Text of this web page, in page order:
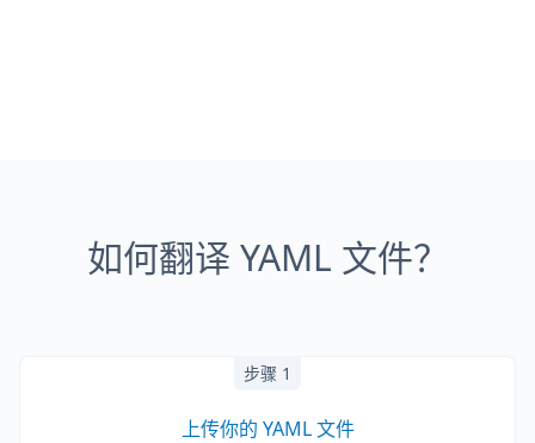
如何翻译 YAML 文件？
步骤 1
上传你的 YAML 文件